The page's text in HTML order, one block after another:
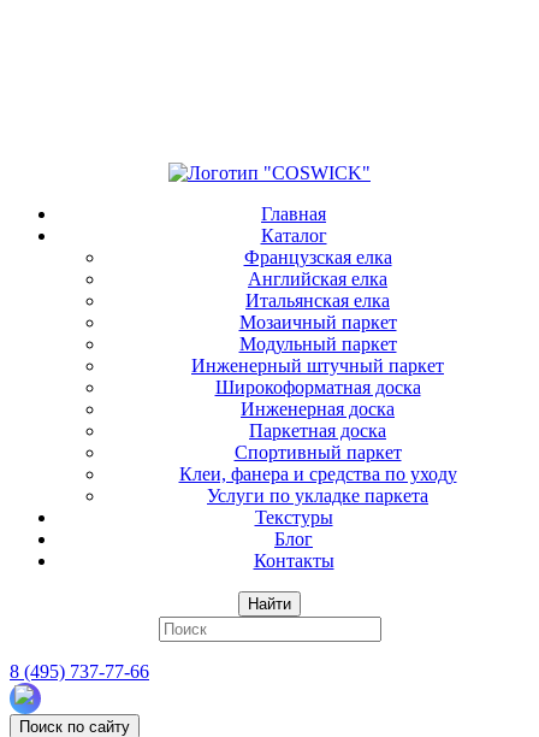
Главная
Каталог
Французская елка
Английская елка
Итальянская елка
Мозаичный паркет
Модульный паркет
Инженерный штучный паркет
Широкоформатная доска
Инженерная доска
Паркетная доска
Спортивный паркет
Клеи, фанера и средства по уходу
Услуги по укладке паркета
Текстуры
Блог
Контакты
Найти
8 (495) 737-77-66
Поиск по сайту